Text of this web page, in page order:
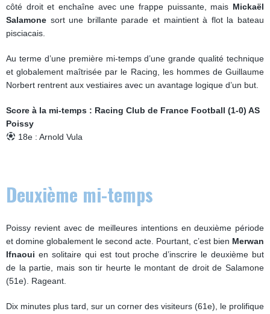
côté droit et enchaîne avec une frappe puissante, mais Mickaël
Salamone sort une brillante parade et maintient à flot la bateau
pisciacais.
Au terme d’une première mi-temps d’une grande qualité technique
et globalement maîtrisée par le Racing, les hommes de Guillaume
Norbert rentrent aux vestiaires avec un avantage logique d’un but.
Score à la mi-temps : Racing Club de France Football (1-0) AS
Poissy
18e : Arnold Vula
Deuxième mi-temps
Poissy revient avec de meilleures intentions en deuxième période
et domine globalement le second acte. Pourtant, c’est bien Merwan
Ifnaoui en solitaire qui est tout proche d’inscrire le deuxième but
de la partie, mais son tir heurte le montant de droit de Salamone
(51e). Rageant.
Dix minutes plus tard, sur un corner des visiteurs (61e), le prolifique